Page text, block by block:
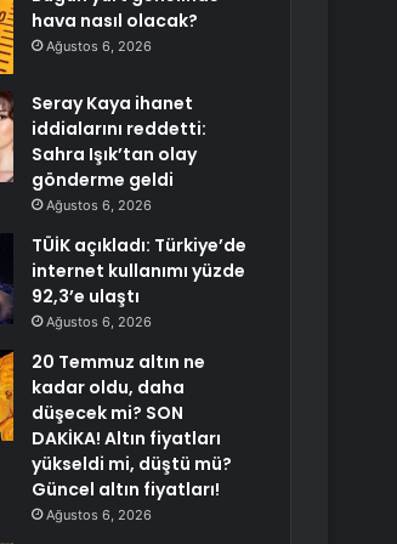
hava nasıl olacak?
Ağustos 6, 2026
Seray Kaya ihanet
iddialarını reddetti:
Sahra Işık’tan olay
gönderme geldi
Ağustos 6, 2026
TÜİK açıkladı: Türkiye’de
internet kullanımı yüzde
92,3’e ulaştı
Ağustos 6, 2026
20 Temmuz altın ne
kadar oldu, daha
düşecek mi? SON
DAKİKA! Altın fiyatları
yükseldi mi, düştü mü?
Güncel altın fiyatları!
Ağustos 6, 2026